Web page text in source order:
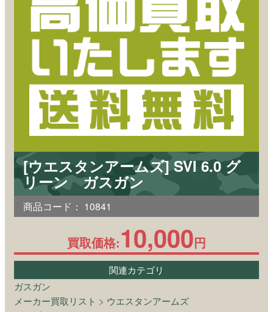
[ウエスタンアームズ] SVI 6.0 グ
リーン ガスガン
商品コード： 10841
買取価格:10,000円
関連カテゴリ
ガスガン
メーカー買取リスト > ウエスタンアームズ